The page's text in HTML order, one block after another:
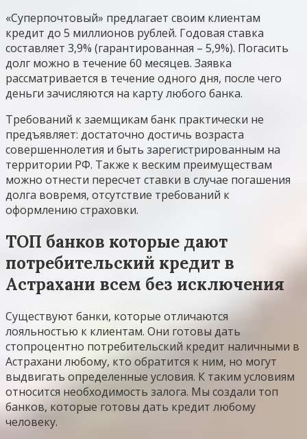
«Суперпочтовый» предлагает своим клиентам
кредит до 5 миллионов рублей. Годовая ставка
составляет 3,9% (гарантированная – 5,9%). Погасить
долг можно в течение 60 месяцев. Заявка
рассматривается в течение одного дня, после чего
деньги зачисляются на карту любого банка.
Требований к заемщикам банк практически не
предъявляет: достаточно достичь возраста
совершеннолетия и быть зарегистрированным на
территории РФ. Также к веским преимуществам
можно отнести пересчет ставки в случае погашения
долга вовремя, отсутствие требований к
оформлению страховки.
ТОП банков которые дают
потребительский кредит в
Астрахани всем без исключения
Существуют банки, которые отличаются
лояльностью к клиентам. Они готовы дать
стопроцентно потребительский кредит наличными в
Астрахани любому, кто обратится к ним, но могут
выдвигать определенные условия. К таким условиям
относится необходимость залога. Мы создали топ
банков, которые готовы дать кредит любому
человеку.